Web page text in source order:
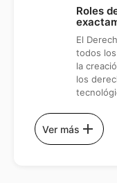
Roles
El
todos
la
los
Ver más add